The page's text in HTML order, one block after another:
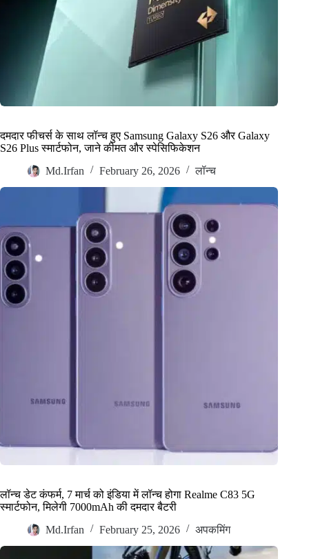
दमदार फीचर्स के साथ लॉन्च हुए Samsung Galaxy S26 और Galaxy
S26 Plus स्मार्टफोन, जाने कीमत और स्पेसिफिकेशन
Md.Irfan
February 26, 2026 लॉन्च
लॉन्च डेट कंफर्म, 7 मार्च को इंडिया में लॉन्च होगा Realme C83 5G
स्मार्टफोन, मिलेगी 7000mAh की दमदार बैटरी
Md.Irfan
February 25, 2026 अपकमिंग